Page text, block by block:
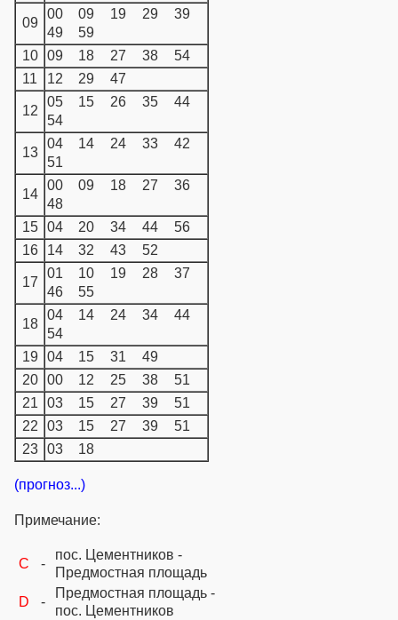
09
00 09 19 29
39
49
59
10
09 18 27 38
54
11
12 29 47
12
05 15 26 35
44
54
13
04 14 24 33
42
51
14
00 09 18 27
36
48
15
04 20 34 44
56
16
14 32 43 52
17
01 10 19 28
37
46
55
18
04 14 24 34
44
54
19
04 15 31
49
20
00 12 25 38
51
21
03 15 27 39
51
22
03 15 27 39
51
23
03 18
(прогноз...)
Примечание:
C -
пос. Цементников -
Предмостная площадь
D
-
Предмостная площадь -
пос. Цементников